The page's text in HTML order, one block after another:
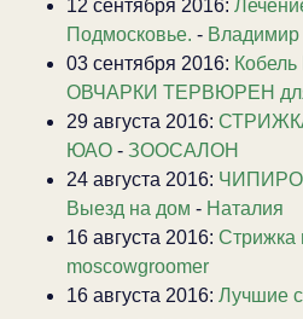
12 сентября 2016:
Подмосковье. - Владимир
03 сентября 2016:
ОВЧАРКИ ТЕРВЮРЕН
29 августа 2016:
ЮАО - ЗООСАЛОН
24 августа 2016:
Выезд на дом - Наталия
16 августа 2016: Стрижка
moscowgroomer
16 августа 2016: Лучшие